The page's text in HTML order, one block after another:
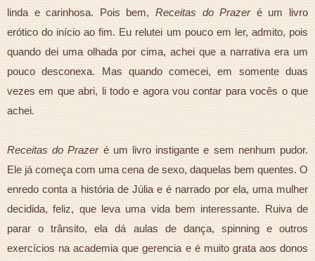
linda e carinhosa. Pois bem,Receitas do Prazeré um livro
erótico do início ao fim. Eu relutei um pouco em ler, admito, pois
quando dei uma olhada por cima, achei que a narrativa era um
pouco desconexa. Mas quando comecei, em somente duas
vezes em que abri, li todo e agora vou contar para vocês o que
achei.
Receitas do Prazeré um livro instigante e sem nenhum pudor.
Ele já começa com uma cena de sexo, daquelas bem quentes. O
enredo conta a história de Júlia e é narrado por ela, uma mulher
decidida, feliz, que leva uma vida bem interessante. Ruiva de
parar o trânsito, ela dá aulas de dança, spinning e outros
exercícios na academia que gerencia e é muito grata aos donos